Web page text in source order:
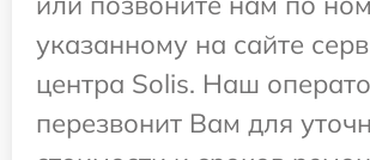
указанному на сайте
центра Solis. Наш
перезвонит Вам для